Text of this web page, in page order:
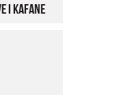
i kafane